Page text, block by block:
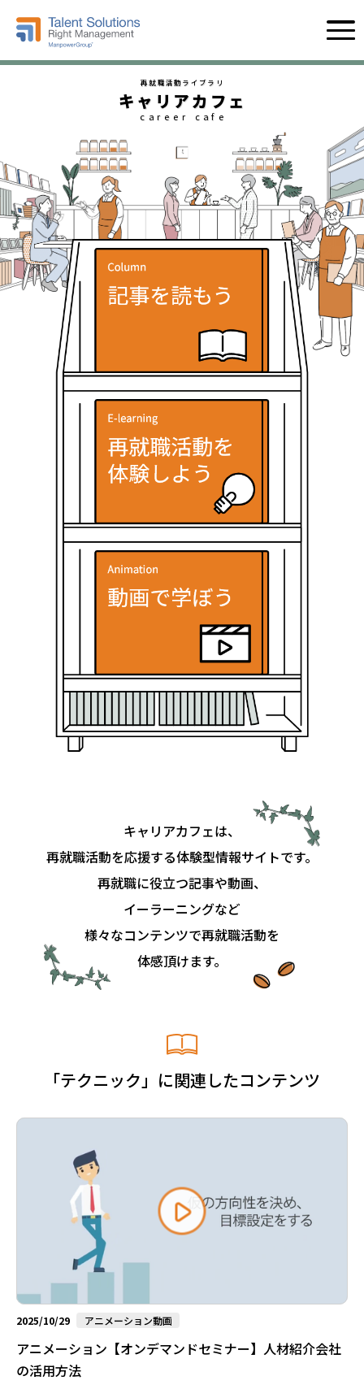
再就職活動ライブラリ
キャリアカフェ
career cafe
キャリアカフェは、
再就職活動を応援する体験型情報サイトです。
再就職に役立つ記事や動画、
イーラーニングなど
様々なコンテンツで再就職活動を
体感頂けます。
「テクニック」に関連したコンテンツ
2025/10/29 アニメーション動画
アニメーション【オンデマンドセミナー】人材紹介会社
の活用方法